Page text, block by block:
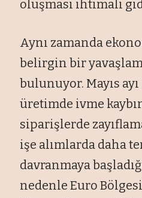
oluşması ihtimali
Aynı zamanda
belirgin bir
bulunuyor. Mayıs
üretimde ivme
siparişlerde
işe alımlarda daha
davranmaya
nedenle Euro